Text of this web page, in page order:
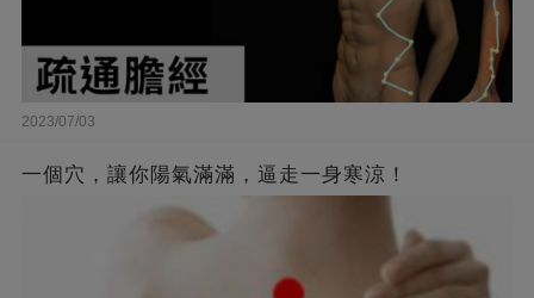
2023/07/03
一個穴，讓你陽氣滿滿，逼走一身寒涼！